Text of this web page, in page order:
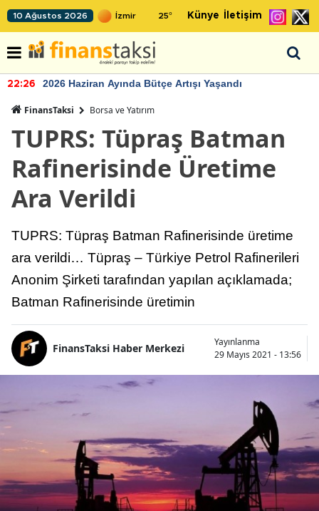
10 Ağustos 2026 25° Künye İletişim
22:26 2026 Haziran Ayında Bütçe Artışı Yaşandı
FinansTaksi Borsa ve Yatırım
TUPRS: Tüpraş Batman
Rafinerisinde Üretime
Ara Verildi
TUPRS: Tüpraş Batman Rafinerisinde üretime
ara verildi… Tüpraş – Türkiye Petrol Rafinerileri
Anonim Şirketi tarafından yapılan açıklamada;
Batman Rafinerisinde üretimin
FinansTaksi Haber Merkezi
Yayınlanma
29 Mayıs 2021 - 13:56